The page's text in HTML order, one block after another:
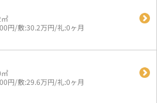
円/敷:30.2万円/礼:0ヶ月
円/敷:29.6万円/礼:0ヶ月